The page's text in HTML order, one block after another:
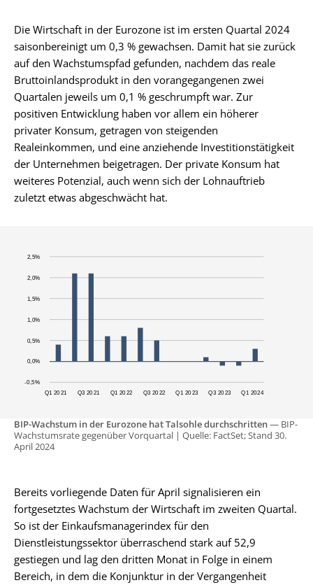
Die Wirtschaft in der Eurozone ist im ersten Quartal 2024
saisonbereinigt um 0,3 % gewachsen. Damit hat sie zurück
auf den Wachstumspfad gefunden, nachdem das reale
Bruttoinlandsprodukt in den vorangegangenen zwei
Quartalen jeweils um 0,1 % geschrumpft war. Zur
positiven Entwicklung haben vor allem ein höherer
privater Konsum, getragen von steigenden
Realeinkommen, und eine anziehende Investitionstätigkeit
der Unternehmen beigetragen. Der private Konsum hat
weiteres Potenzial, auch wenn sich der Lohnauftrieb
zuletzt etwas abgeschwächt hat.
BIP-Wachstum in der Eurozone hat Talsohle durchschritten— BIP-
Wachstumsrate gegenüber Vorquartal | Quelle: FactSet; Stand 30.
April 2024
Bereits vorliegende Daten für April signalisieren ein
fortgesetztes Wachstum der Wirtschaft im zweiten Quartal.
So ist der Einkaufsmanagerindex für den
Dienstleistungssektor überraschend stark auf 52,9
gestiegen und lag den dritten Monat in Folge in einem
Bereich, in dem die Konjunktur in der Vergangenheit